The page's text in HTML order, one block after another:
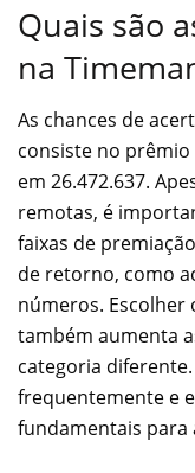
Quais são
na
As chances de
consiste no prêmio
em 26.472.637.
remotas, é
faixas de
de retorno, como
números. Escolher
também aumenta
categoria
frequentemente e
fundamentais para